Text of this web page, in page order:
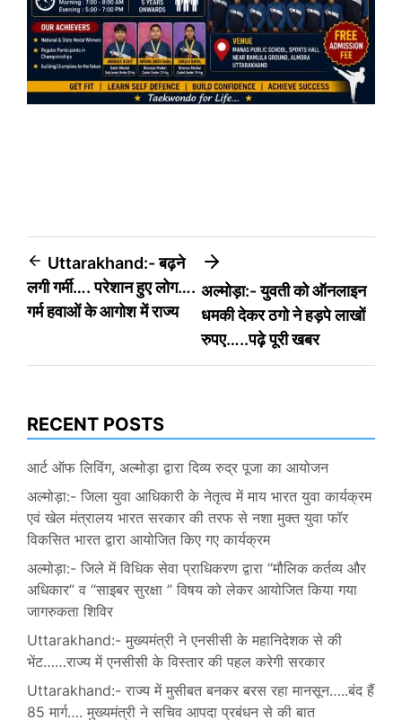
Post
navigation
Uttarakhand:- बढ़ने
लगी गर्मी…. परेशान हुए लोग….
गर्म हवाओं के आगोश में राज्य
अल्मोड़ा:- युवती को ऑनलाइन
धमकी देकर ठगो ने हड़पे लाखों
रुपए…..पढ़े पूरी खबर
RECENT POSTS
आर्ट ऑफ लिविंग, अल्मोड़ा द्वारा दिव्य रुद्र पूजा का आयोजन
अल्मोड़ा:- जिला युवा आधिकारी के नेतृत्व में माय भारत युवा कार्यक्रम
एवं खेल मंत्रालय भारत सरकार की तरफ से नशा मुक्त युवा फॉर
विकसित भारत द्वारा आयोजित किए गए कार्यक्रम
अल्मोड़ा:- जिले में विधिक सेवा प्राधिकरण द्वारा “मौलिक कर्तव्य और
अधिकार” व “साइबर सुरक्षा ” विषय को लेकर आयोजित किया गया
जागरुकता शिविर
Uttarakhand:- मुख्यमंत्री ने एनसीसी के महानिदेशक से की
भेंट……राज्य में एनसीसी के विस्तार की पहल करेगी सरकार
Uttarakhand:- राज्य में मुसीबत बनकर बरस रहा मानसून…..बंद हैं
85 मार्ग…. मुख्यमंत्री ने सचिव आपदा प्रबंधन से की बात